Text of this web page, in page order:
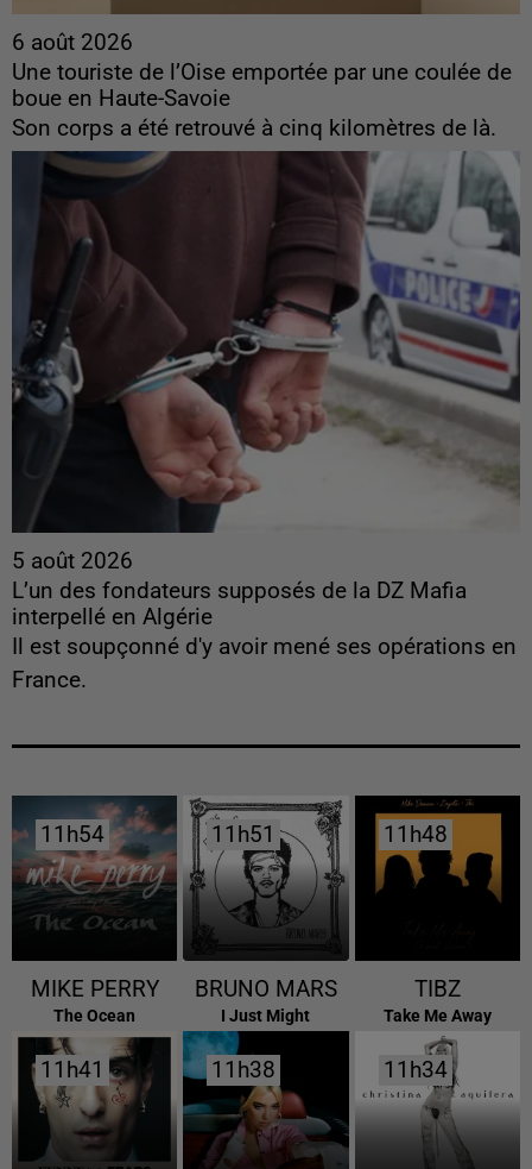
6 août 2026
Une touriste de l’Oise emportée par une coulée de
boue en Haute-Savoie
Son corps a été retrouvé à cinq kilomètres de là.
5 août 2026
L’un des fondateurs supposés de la DZ Mafia
interpellé en Algérie
Il est soupçonné d'y avoir mené ses opérations en
France.
11h54
11h54
MIKE PERRY
The Ocean
11h51
11h51
BRUNO MARS
I Just Might
11h48
11h48
TIBZ
Take Me Away
11h41
11h41 11h38
11h38 11h34
11h34